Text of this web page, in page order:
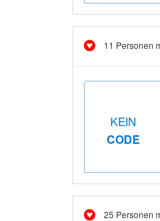
11 Personen
KEIN
CODE
25 Personen